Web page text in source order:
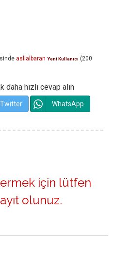
aslialbaran Yeni Kullanıcı (200
daha hızlı cevap alın
Twitter WhatsApp
için lütfen
olunuz.